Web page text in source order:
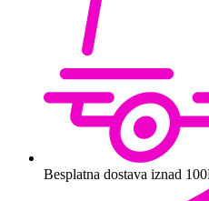
Besplatna dostava iznad